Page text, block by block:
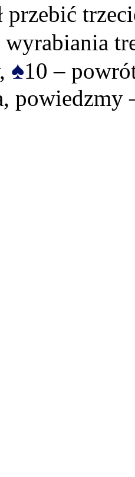
przebić
wyrabiania
♠10 –
powiedzmy